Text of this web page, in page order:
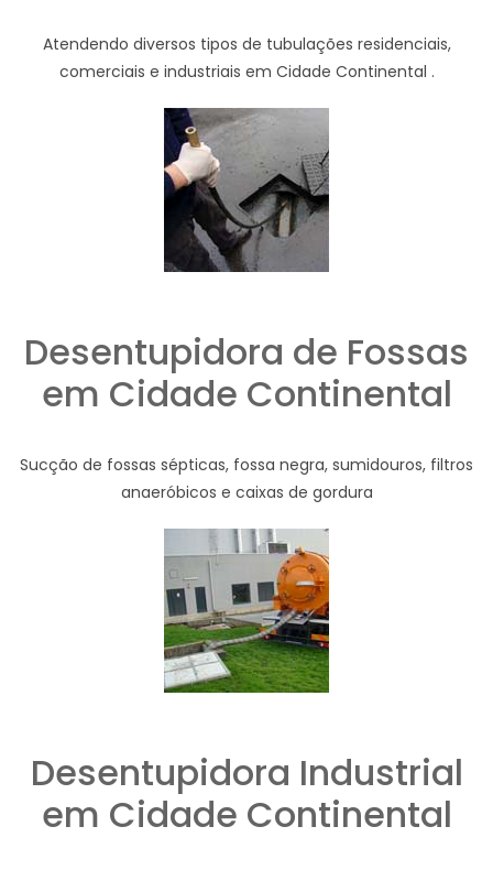
Atendendo diversos tipos de tubulações residenciais,
comerciais e industriais em Cidade Continental .
Desentupidora de Fossas
em Cidade Continental
Sucção de fossas sépticas, fossa negra, sumidouros, filtros
anaeróbicos e caixas de gordura
Desentupidora Industrial
em Cidade Continental